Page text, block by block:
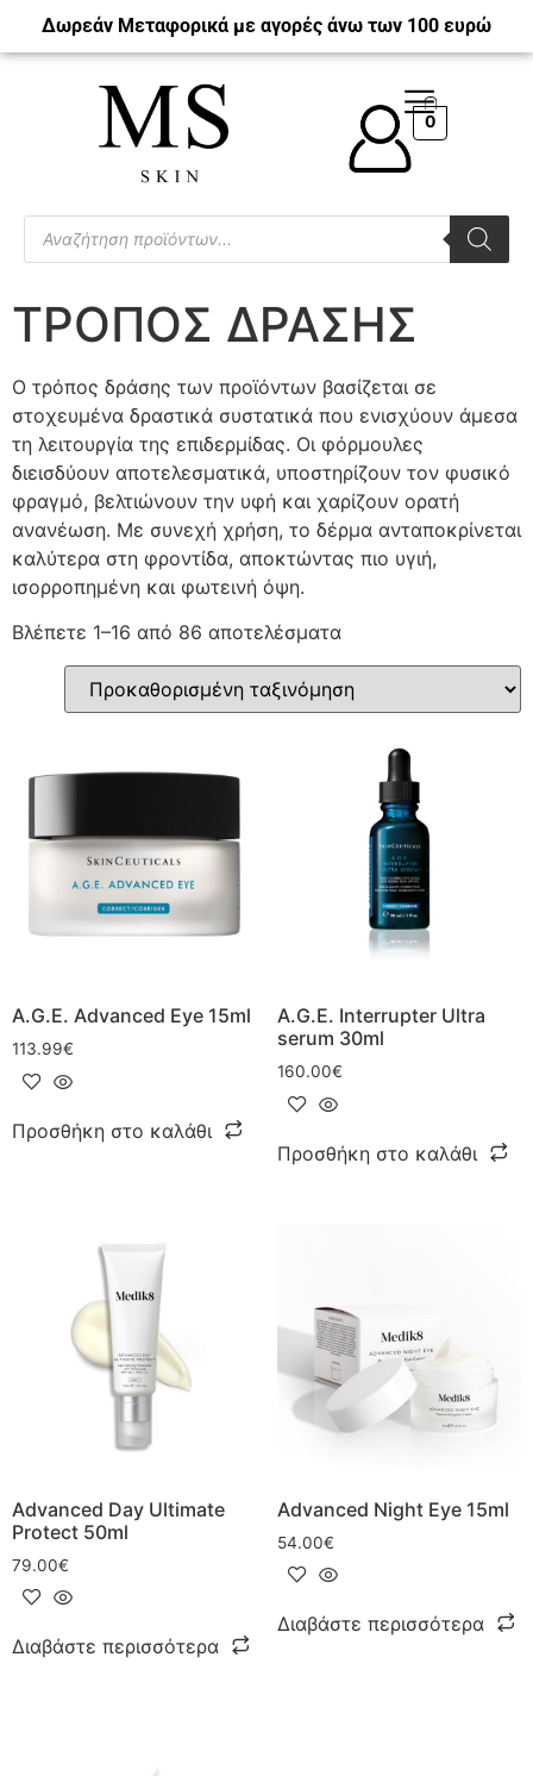
Δωρεάν Μεταφορικά με αγορές άνω των 100 ευρώ
0
ΤΡΟΠΟΣ ΔΡΑΣΗΣ
Ο τρόπος δράσης των προϊόντων βασίζεται σε
στοχευμένα δραστικά συστατικά που ενισχύουν άμεσα
τη λειτουργία της επιδερμίδας. Οι φόρμουλες
διεισδύουν αποτελεσματικά, υποστηρίζουν τον φυσικό
φραγμό, βελτιώνουν την υφή και χαρίζουν ορατή
ανανέωση. Με συνεχή χρήση, το δέρμα ανταποκρίνεται
καλύτερα στη φροντίδα, αποκτώντας πιο υγιή,
ισορροπημένη και φωτεινή όψη.
Βλέπετε 1–16 από 86 αποτελέσματα
A.G.E. Advanced Eye 15ml
113.99€
Προσθήκη στο καλάθι
A.G.E. Interrupter Ultra
serum 30ml
160.00€
Προσθήκη στο καλάθι
Advanced Day Ultimate
Protect 50ml
79.00€
Διαβάστε περισσότερα
Advanced Night Eye 15ml
54.00€
Διαβάστε περισσότερα